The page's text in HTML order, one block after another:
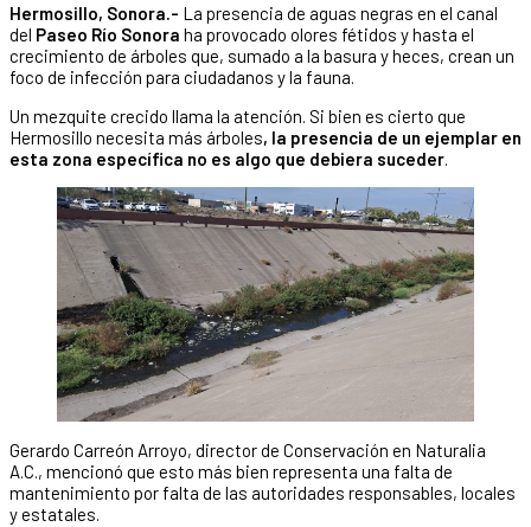
Hermosillo, Sonora.- La presencia de aguas negras en el canal
del Paseo Río Sonora ha provocado olores fétidos y hasta el
crecimiento de árboles que, sumado a la basura y heces, crean un
foco de infección para ciudadanos y la fauna.
Un mezquite crecido llama la atención. Si bien es cierto que
Hermosillo necesita más árboles, la presencia de un ejemplar en
esta zona específica no es algo que debiera suceder.
Gerardo Carreón Arroyo, director de Conservación en Naturalia
A.C., mencionó que esto más bien representa una falta de
mantenimiento por falta de las autoridades responsables, locales
y estatales.